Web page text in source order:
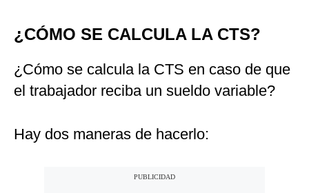
¿CÓMO SE CALCULA LA CTS?
¿Cómo se calcula la CTS en caso de que
el trabajador reciba un sueldo variable?
Hay dos maneras de hacerlo: